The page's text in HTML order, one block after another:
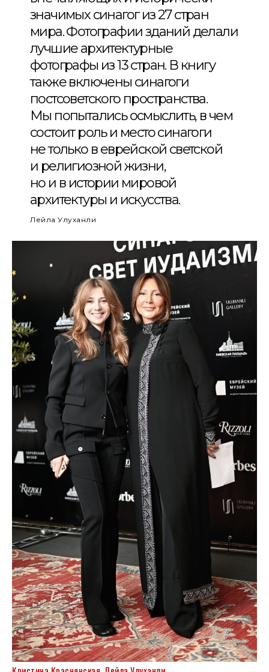
значимых синагог из 27 стран
мира. Фотографии зданий делали
лучшие архитектурные
фотографы из 13 стран. В книгу
также включены синагоги
постсоветского пространства.
Мы попытались осмыслить, в чем
состоит роль и место синагоги
не только в еврейской светской
и религиозной жизни,
но и в истории мировой
архитектуры и искусства.
Лейла Улуханли